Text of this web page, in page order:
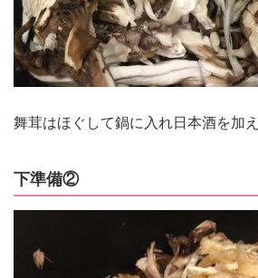
舞茸はほぐして鍋に入れ日本酒を加
下準備②